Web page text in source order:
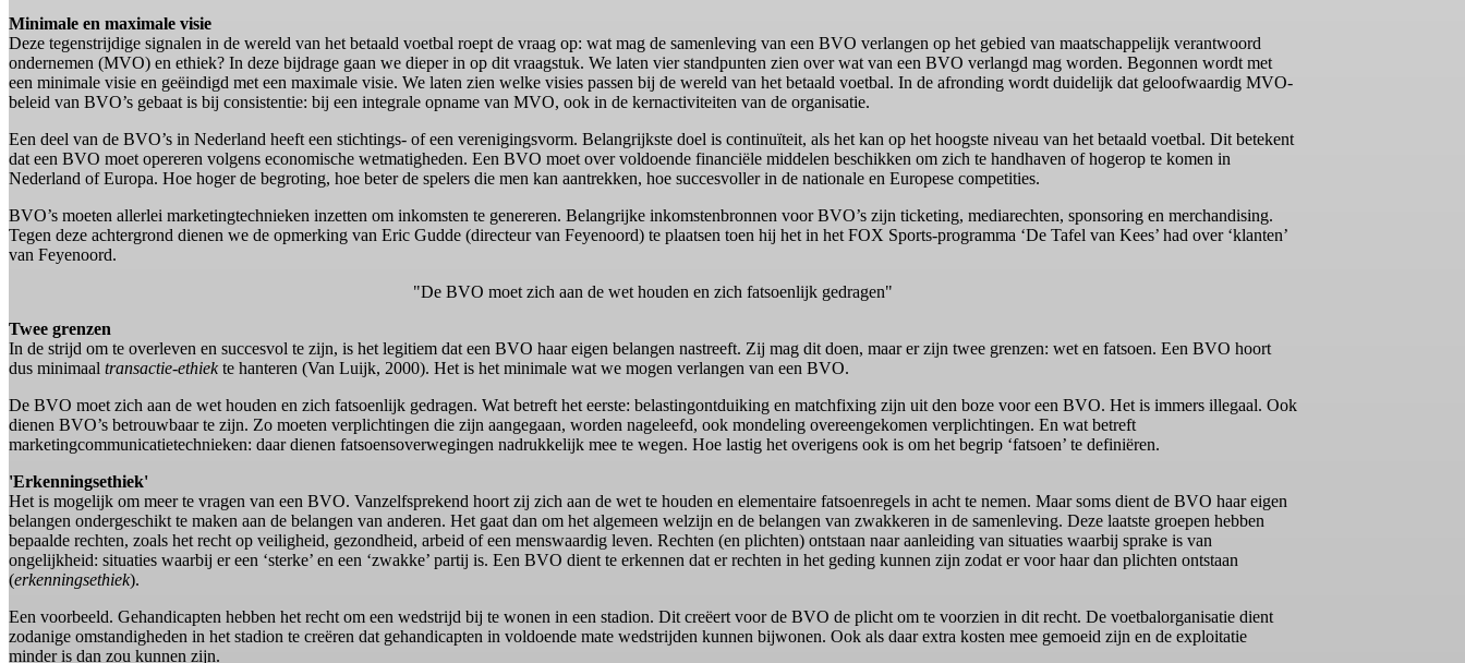
Minimale en maximale visie
Deze tegenstrijdige signalen in de wereld van het betaald voetbal roept de vraag op: wat mag de samenleving van een BVO verlangen op het gebied van maatschappelijk verantwoord
ondernemen (MVO) en ethiek? In deze bijdrage gaan we dieper in op dit vraagstuk. We laten vier standpunten zien over wat van een BVO verlangd mag worden. Begonnen wordt met
een minimale visie en geëindigd met een maximale visie. We laten zien welke visies passen bij de wereld van het betaald voetbal. In de afronding wordt duidelijk dat geloofwaardig MVO-
beleid van BVO’s gebaat is bij consistentie: bij een integrale opname van MVO, ook in de kernactiviteiten van de organisatie.
Een deel van de BVO’s in Nederland heeft een stichtings- of een verenigingsvorm. Belangrijkste doel is continuïteit, als het kan op het hoogste niveau van het betaald voetbal. Dit betekent
dat een BVO moet opereren volgens economische wetmatigheden. Een BVO moet over voldoende financiële middelen beschikken om zich te handhaven of hogerop te komen in
Nederland of Europa. Hoe hoger de begroting, hoe beter de spelers die men kan aantrekken, hoe succesvoller in de nationale en Europese competities.
BVO’s moeten allerlei marketingtechnieken inzetten om inkomsten te genereren. Belangrijke inkomstenbronnen voor BVO’s zijn ticketing, mediarechten, sponsoring en merchandising.
Tegen deze achtergrond dienen we de opmerking van Eric Gudde (directeur van Feyenoord) te plaatsen toen hij het in het FOX Sports-programma ‘De Tafel van Kees’ had over ‘klanten’
van Feyenoord.
"De BVO moet zich aan de wet houden en zich fatsoenlijk gedragen"
Twee grenzen
In de strijd om te overleven en succesvol te zijn, is het legitiem dat een BVO haar eigen belangen nastreeft. Zij mag dit doen, maar er zijn twee grenzen: wet en fatsoen. Een BVO hoort
dus minimaal transactie-ethiekte hanteren (Van Luijk, 2000). Het is het minimale wat we mogen verlangen van een BVO.
De BVO moet zich aan de wet houden en zich fatsoenlijk gedragen. Wat betreft het eerste: belastingontduiking en matchfixing zijn uit den boze voor een BVO. Het is immers illegaal. Ook
dienen BVO’s betrouwbaar te zijn. Zo moeten verplichtingen die zijn aangegaan, worden nageleefd, ook mondeling overeengekomen verplichtingen. En wat betreft
marketingcommunicatietechnieken: daar dienen fatsoensoverwegingen nadrukkelijk mee te wegen. Hoe lastig het overigens ook is om het begrip ‘fatsoen’ te definiëren.
'Erkenningsethiek'
Het is mogelijk om meer te vragen van een BVO. Vanzelfsprekend hoort zij zich aan de wet te houden en elementaire fatsoenregels in acht te nemen. Maar soms dient de BVO haar eigen
belangen ondergeschikt te maken aan de belangen van anderen. Het gaat dan om het algemeen welzijn en de belangen van zwakkeren in de samenleving. Deze laatste groepen hebben
bepaalde rechten, zoals het recht op veiligheid, gezondheid, arbeid of een menswaardig leven. Rechten (en plichten) ontstaan naar aanleiding van situaties waarbij sprake is van
ongelijkheid: situaties waarbij er een ‘sterke’ en een ‘zwakke’ partij is. Een BVO dient te erkennen dat er rechten in het geding kunnen zijn zodat er voor haar dan plichten ontstaan
(erkenningsethiek).
Een voorbeeld. Gehandicapten hebben het recht om een wedstrijd bij te wonen in een stadion. Dit creëert voor de BVO de plicht om te voorzien in dit recht. De voetbalorganisatie dient
zodanige omstandigheden in het stadion te creëren dat gehandicapten in voldoende mate wedstrijden kunnen bijwonen. Ook als daar extra kosten mee gemoeid zijn en de exploitatie
minder is dan zou kunnen zijn.